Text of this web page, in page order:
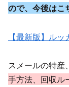
ので、今後はこ
【最新版】ル
スメールの特産、
手方法、回収ル